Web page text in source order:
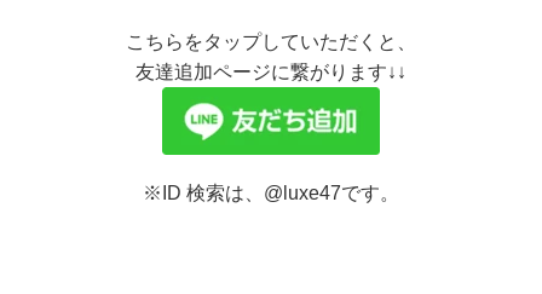
こちらをタップしていただくと、
友達追加ページに繋がります↓↓
※ID 検索は、@luxe47です。